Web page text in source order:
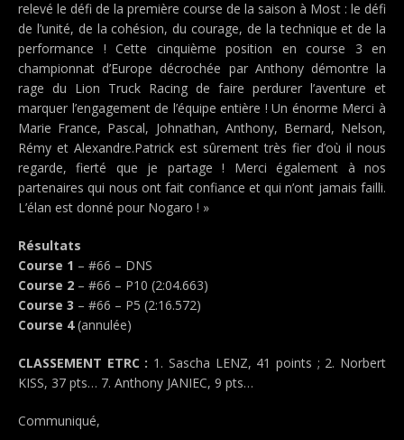
relevé le défi de la première course de la saison à Most : le défi
de l’unité, de la cohésion, du courage, de la technique et de la
performance ! Cette cinquième position en course 3 en
championnat d’Europe décrochée par Anthony démontre la
rage du Lion Truck Racing de faire perdurer l’aventure et
marquer l’engagement de l’équipe entière ! Un énorme Merci à
Marie France, Pascal, Johnathan, Anthony, Bernard, Nelson,
Rémy et Alexandre.Patrick est sûrement très fier d’où il nous
regarde, fierté que je partage ! Merci également à nos
partenaires qui nous ont fait confiance et qui n’ont jamais failli.
L’élan est donné pour Nogaro ! »
Résultats
Course 1 – #66 – DNS
Course 2 – #66 – P10 (2:04.663)
Course 3 – #66 – P5 (2:16.572)
Course 4(annulée)
CLASSEMENT ETRC : 1. Sascha LENZ, 41 points ; 2. Norbert
KISS, 37 pts… 7. Anthony JANIEC, 9 pts…
Communiqué,